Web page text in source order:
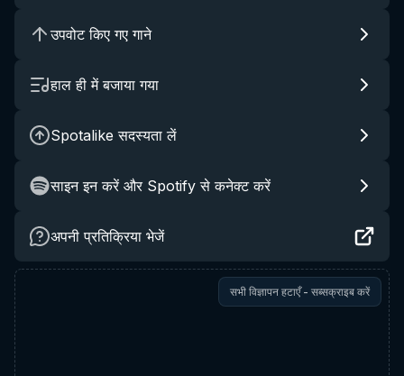
उपवोट किए गए गाने
हाल ही में बजाया गया
Spotalike सदस्यता लें
साइन इन करें और Spotify से कनेक्ट करें
अपनी प्रतिक्रिया भेजें
सभी विज्ञापन हटाएँ - सब्सक्राइब करें